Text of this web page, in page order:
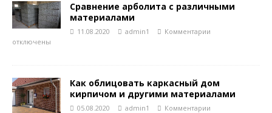
Сравнение арболита с различными
материалами
11.08.2020 admin1
Комментарии
отключены
Как облицовать каркасный дом
кирпичом и другими материалами
05.08.2020 admin1
Комментарии